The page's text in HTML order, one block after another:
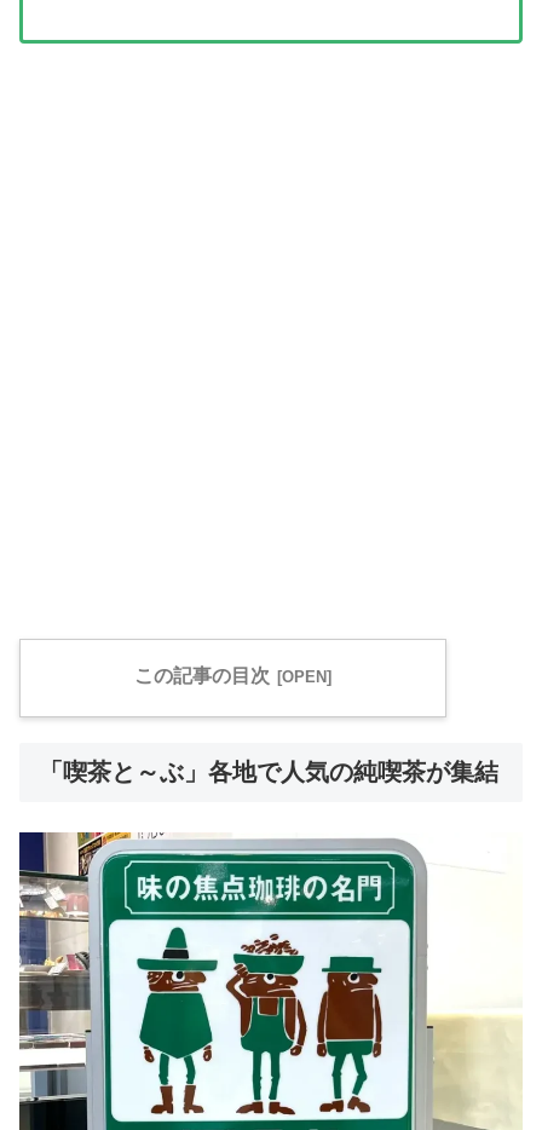
この記事の目次
「喫茶と～ぶ」各地で人気の純喫茶が集結